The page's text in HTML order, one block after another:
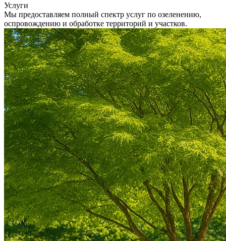
Услуги
Мы предоставляем полный спектр услуг по озеленению,
оспровождению и обработке территорий и участков.